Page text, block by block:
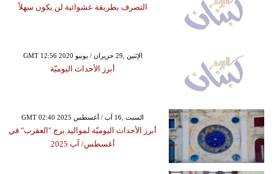
التصرف بطريقة عشوائية لن يكون سهلاً
GMT 12:56 2020 الإثنين ,29 حزيران / يونيو
أبرز الأحداث اليوميّة
GMT 02:40 2025 السبت ,16 آب / أغسطس
أبرز الأحداث اليوميّة لمواليد برج "العقرب" في
أغسطس/ آب 2025